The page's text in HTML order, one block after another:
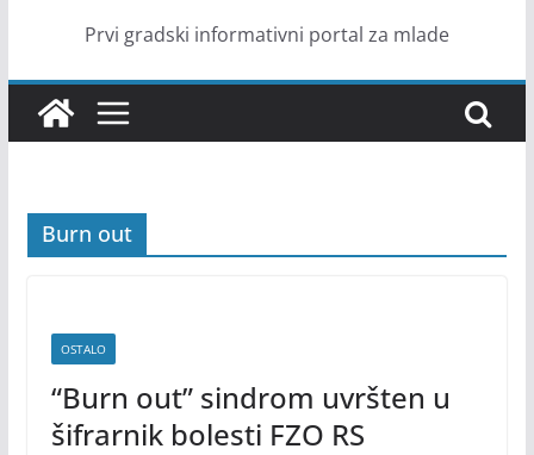
Prvi gradski informativni portal za mlade
Burn out
OSTALO
“Burn out” sindrom uvršten u
šifrarnik bolesti FZO RS